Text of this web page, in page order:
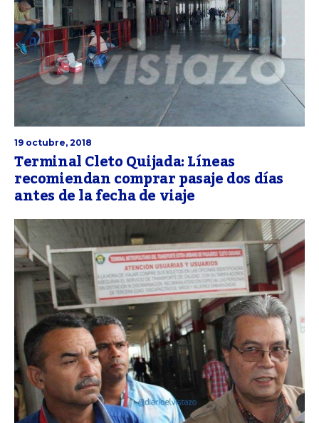
19 octubre, 2018
Terminal Cleto Quijada: Líneas
recomiendan comprar pasaje dos días
antes de la fecha de viaje